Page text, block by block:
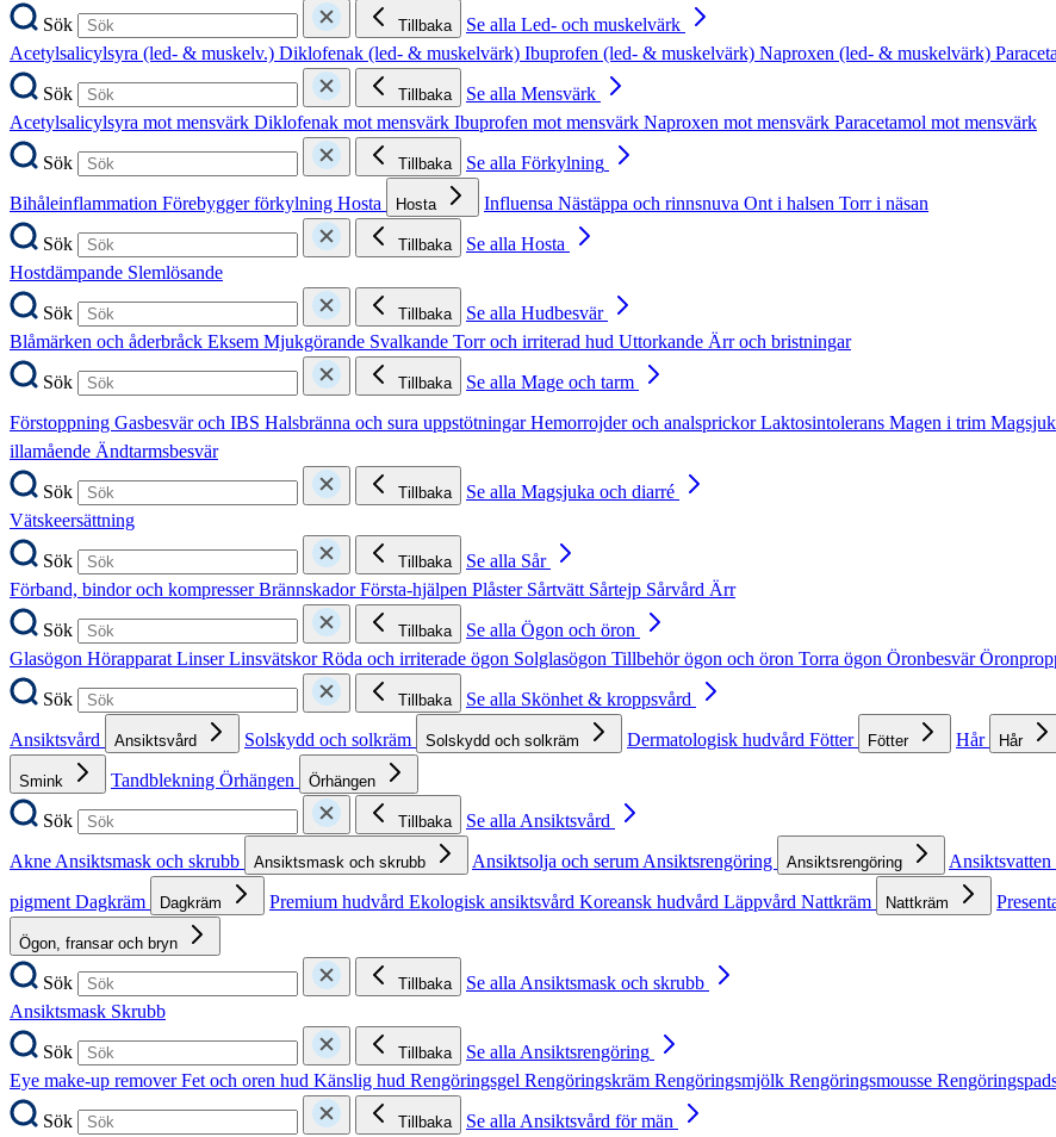
Sök
Tillbaka
Se alla Led- och muskelvärk
Acetylsalicylsyra (led- & muskelv.) Diklofenak (led- & muskelvärk) Ibuprofen (led- & muskelvärk) Naproxen (led- & muskelvärk)
Sök
Tillbaka
Se alla Mensvärk
Acetylsalicylsyra mot mensvärk Diklofenak mot mensvärk Ibuprofen mot mensvärk Naproxen mot mensvärk Paracetamol mot mensvärk
Sök
Tillbaka
Se alla Förkylning
Bihåleinflammation Förebygger förkylning Hosta Hosta Influensa Nästäppa och rinnsnuva Ont i halsen Torr i näsan
Sök
Tillbaka
Se alla Hosta
Hostdämpande Slemlösande
Sök
Tillbaka
Se alla Hudbesvär
Blåmärken och åderbråck Eksem Mjukgörande Svalkande Torr och irriterad hud Uttorkande Ärr och bristningar
Sök
Tillbaka
Se alla Mage och tarm
Förstoppning Gasbesvär och IBS Halsbränna och sura uppstötningarHemorrojder och analsprickorLaktosintolerans Magen i trim
illamående Ändtarmsbesvär
Sök
Tillbaka
Se alla Magsjuka och diarré
Vätskeersättning
Sök
Tillbaka
Se alla Sår
Förband, bindor och kompresserBrännskadorFörsta-hjälpen Plåster Sårtvätt Sårtejp Sårvård Ärr
Sök
Tillbaka
Se alla Ögon och öron
Glasögon Hörapparat LinserLinsvätskorRöda och irriterade ögon Solglasögon Tillbehör ögon och öron Torra ögon Öronbesvär
Sök
Tillbaka
Se alla Skönhet & kroppsvård
Ansiktsvård
Ansiktsvård Solskydd och solkräm Solskydd och solkräm Dermatologisk hudvård Fötter Fötter Hår Hår
Smink Tandblekning Örhängen Örhängen
Sök Tillbaka
Se alla Ansiktsvård
Akne Ansiktsmask och skrubb Ansiktsmask och skrubb Ansiktsolja och serum Ansiktsrengöring Ansiktsrengöring Ansiktsvatten
pigment Dagkräm Dagkräm Premium hudvård Ekologisk ansiktsvård Koreansk hudvård Läppvård Nattkräm Nattkräm
Ögon, fransar och bryn
Sök Tillbaka
Se alla Ansiktsmask och skrubb
Ansiktsmask Skrubb
Sök
Tillbaka
Se alla Ansiktsrengöring
Eye make-up removerFet och oren hud Känslig hud Rengöringsgel Rengöringskräm Rengöringsmjölk Rengöringsmousse
Sök
Tillbaka
Se alla Ansiktsvård för män